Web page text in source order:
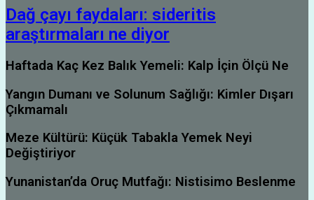
Dağ çayı faydaları: sideritis
araştırmaları ne diyor
Haftada Kaç Kez Balık Yemeli: Kalp İçin Ölçü Ne
Yangın Dumanı ve Solunum Sağlığı: Kimler Dışarı
Çıkmamalı
Meze Kültürü: Küçük Tabakla Yemek Neyi
Değiştiriyor
Yunanistan’da Oruç Mutfağı: Nistisimo Beslenme